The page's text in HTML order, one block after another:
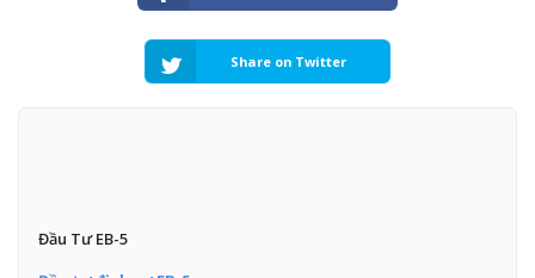
Share on Twitter
Đầu Tư EB-5